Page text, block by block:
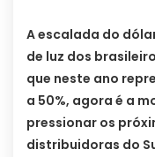
A escalada do
de luz dos
que neste ano
a 50%, agora é a
pressionar os
distribuidoras do